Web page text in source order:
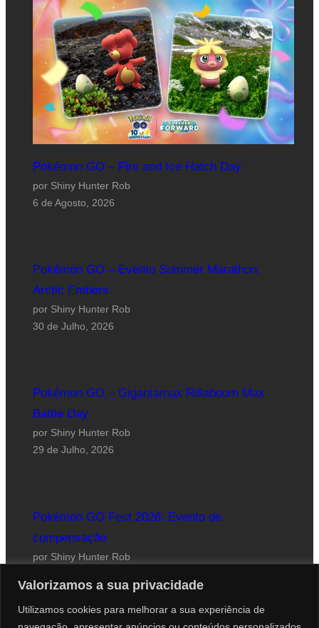
Valorizamos a sua privacidade
Utilizamos cookies para melhorar a sua experiência de
Pokémon GO – Fire and Ice Hatch Day
por Shiny Hunter Rob
6 de Agosto, 2026
Pokémon GO – Evento Summer Marathon:
Arctic Embers
por Shiny Hunter Rob
30 de Julho, 2026
Pokémon GO – Gigantamax Rillaboom Max
Battle Day
por Shiny Hunter Rob
29 de Julho, 2026
Pokémon GO Fest 2026: Evento de
compensação
por Shiny Hunter Rob